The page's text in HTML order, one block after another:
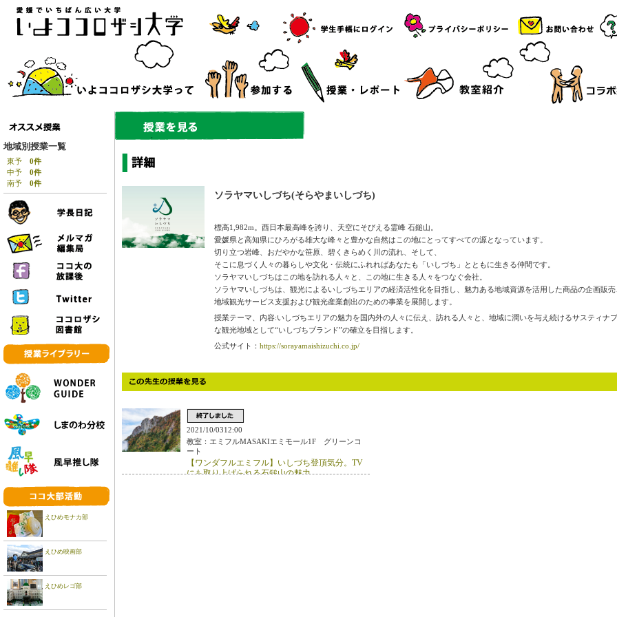
地域別授業一覧
東予 0件
中予 0件
南予 0件
えひめモナカ部
えひめ映画部
えひめレゴ部
ソラヤマいしづち(そらやまいしづち)
標高1,982m。西日本最高峰を誇り、天空にそびえる霊峰 石鎚山。
愛媛県と高知県にひろがる雄大な峰々と豊かな自然はこの地にとってすべての源となっています。
切り立つ岩峰、おだやかな笹原、碧くきらめく川の流れ、そして、
そこに息づく人々の暮らしや文化・伝統にふれればあなたも「いしづち」とともに生きる仲間です。
ソラヤマいしづちはこの地を訪れる人々と、この地に生きる人々をつなぐ会社。
ソラヤマいしづちは、観光によるいしづちエリアの経済活性化を目指し、魅力ある地域資源を活用した商品の企画販売
地域観光サービス支援および観光産業創出のための事業を展開します。
授業テーマ、内容:いしづちエリアの魅力を国内外の人々に伝え、訪れる人々と、地域に潤いを与え続けるサスティナ
な観光地域として“いしづちブランド”の確立を目指します。
公式サイト： https://sorayamaishizuchi.co.jp/
2021/10/0312:00
教室：エミフルMASAKIエミモール1F グリーンコ
ート
【ワンダフルエミフル】いしづち登頂気分。TV
にも取り上げられる石鎚山の魅力